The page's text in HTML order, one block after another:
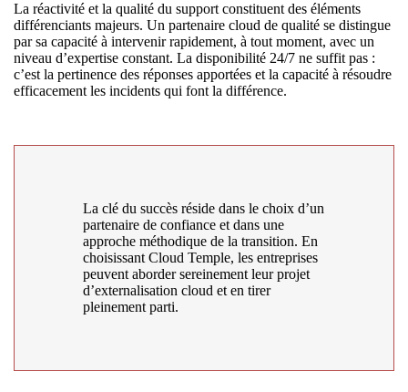
La réactivité et la qualité du support constituent des éléments
différenciants majeurs. Un partenaire cloud de qualité se distingue
par sa capacité à intervenir rapidement, à tout moment, avec un
niveau d’expertise constant. La disponibilité 24/7 ne suffit pas :
c’est la pertinence des réponses apportées et la capacité à résoudre
efficacement les incidents qui font la différence.
La clé du succès réside dans le choix d’un
partenaire de confiance et dans une
approche méthodique de la transition. En
choisissant Cloud Temple, les entreprises
peuvent aborder sereinement leur projet
d’externalisation cloud et en tirer
pleinement parti.